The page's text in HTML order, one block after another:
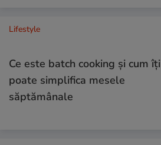
Lifestyle
Ce este batch cooking și cum îți
poate simplifica mesele
săptămânale